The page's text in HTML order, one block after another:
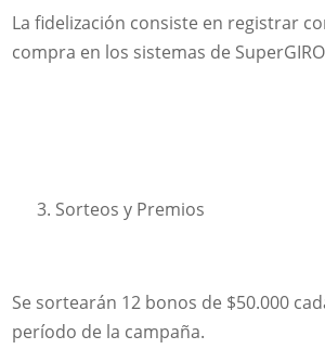
La fidelización consiste en registrar
compra en los sistemas de
Sorteos y Premios
Se sortearán 12 bonos de $50.000
período de la campaña.